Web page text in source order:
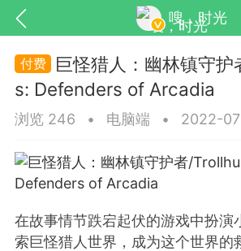
嗖，时光
大的社交系统
巨怪猎人：幽林镇守
s: Defenders of Arcadia
浏览 246 • 电脑端 • 2022-
在故事情节跌宕起伏的游戏中扮演
索巨怪猎人世界，成为这个世界的